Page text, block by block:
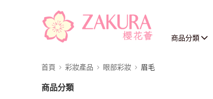
商品分類
首頁 彩妝產品 眼部彩妝 眉毛
商品分類